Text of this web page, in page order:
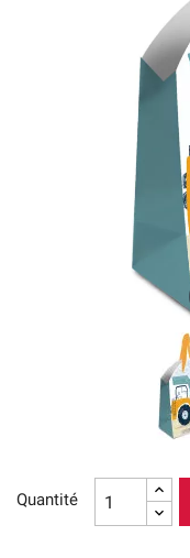
Quantité